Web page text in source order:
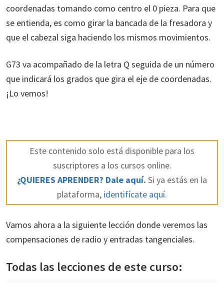
coordenadas tomando como centro el 0 pieza. Para que
se entienda, es como girar la bancada de la fresadora y
que el cabezal siga haciendo los mismos movimientos.
G73 va acompañado de la letra Q seguida de un número
que indicará los grados que gira el eje de coordenadas.
¡Lo vemos!
Este contenido solo está disponible para los
suscriptores a los cursos online.
¿QUIERES APRENDER? Dale aquí. Si ya estás en la
plataforma, identifícate aquí.
Vamos ahora a la siguiente lección donde veremos las
compensaciones de radio y entradas tangenciales.
Todas las lecciones de este curso: